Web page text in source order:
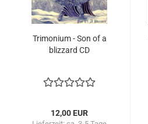
Trimonium - Son of a
blizzard CD
12,00 EUR